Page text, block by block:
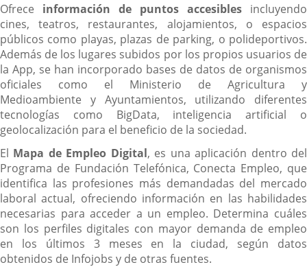
Ofrece información de puntos accesibles incluyendo
cines, teatros, restaurantes, alojamientos, o espacios
públicos como playas, plazas de parking, o polideportivos.
Además de los lugares subidos por los propios usuarios de
la App, se han incorporado bases de datos de organismos
oficiales como el Ministerio de Agricultura y
Medioambiente y Ayuntamientos, utilizando diferentes
tecnologías como BigData, inteligencia artificial o
geolocalización para el beneficio de la sociedad.
El Mapa de Empleo Digital, es una aplicación dentro del
Programa de Fundación Telefónica, Conecta Empleo, que
identifica las profesiones más demandadas del mercado
laboral actual, ofreciendo información en las habilidades
necesarias para acceder a un empleo. Determina cuáles
son los perfiles digitales con mayor demanda de empleo
en los últimos 3 meses en la ciudad, según datos
obtenidos de Infojobs y de otras fuentes.